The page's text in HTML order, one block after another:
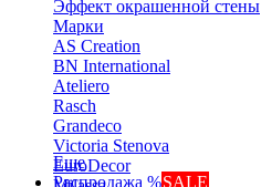
Эффект окрашенной стены
Марки
AS Creation
BN International
Ateliero
Rasch
Grandeco
Victoria Stenova
EuroDecor
Еще
Распродажа %SALE